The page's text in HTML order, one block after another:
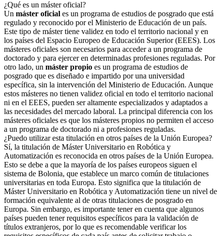
¿Qué es un máster oficial?
Un máster oficial es un programa de estudios de posgrado que está
regulado y reconocido por el Ministerio de Educación de un país.
Este tipo de máster tiene validez en todo el territorio nacional y en
los países del Espacio Europeo de Educación Superior (EEES). Los
másteres oficiales son necesarios para acceder a un programa de
doctorado y para ejercer en determinadas profesiones reguladas. Por
otro lado, un máster propio es un programa de estudios de
posgrado que es diseñado e impartido por una universidad
específica, sin la intervención del Ministerio de Educación. Aunque
estos másteres no tienen validez oficial en todo el territorio nacional
ni en el EEES, pueden ser altamente especializados y adaptados a
las necesidades del mercado laboral. La principal diferencia con los
másteres oficiales es que los másteres propios no permiten el acceso
a un programa de doctorado ni a profesiones reguladas.
¿Puedo utilizar esta titulación en otros países de la Unión Europea?
Sí, la titulación de Máster Universitario en Robótica y
Automatización es reconocida en otros países de la Unión Europea.
Esto se debe a que la mayoría de los países europeos siguen el
sistema de Bolonia, que establece un marco común de titulaciones
universitarias en toda Europa. Esto significa que la titulación de
Máster Universitario en Robótica y Automatización tiene un nivel de
formación equivalente al de otras titulaciones de posgrado en
Europa. Sin embargo, es importante tener en cuenta que algunos
países pueden tener requisitos específicos para la validación de
títulos extranjeros, por lo que es recomendable verificar los